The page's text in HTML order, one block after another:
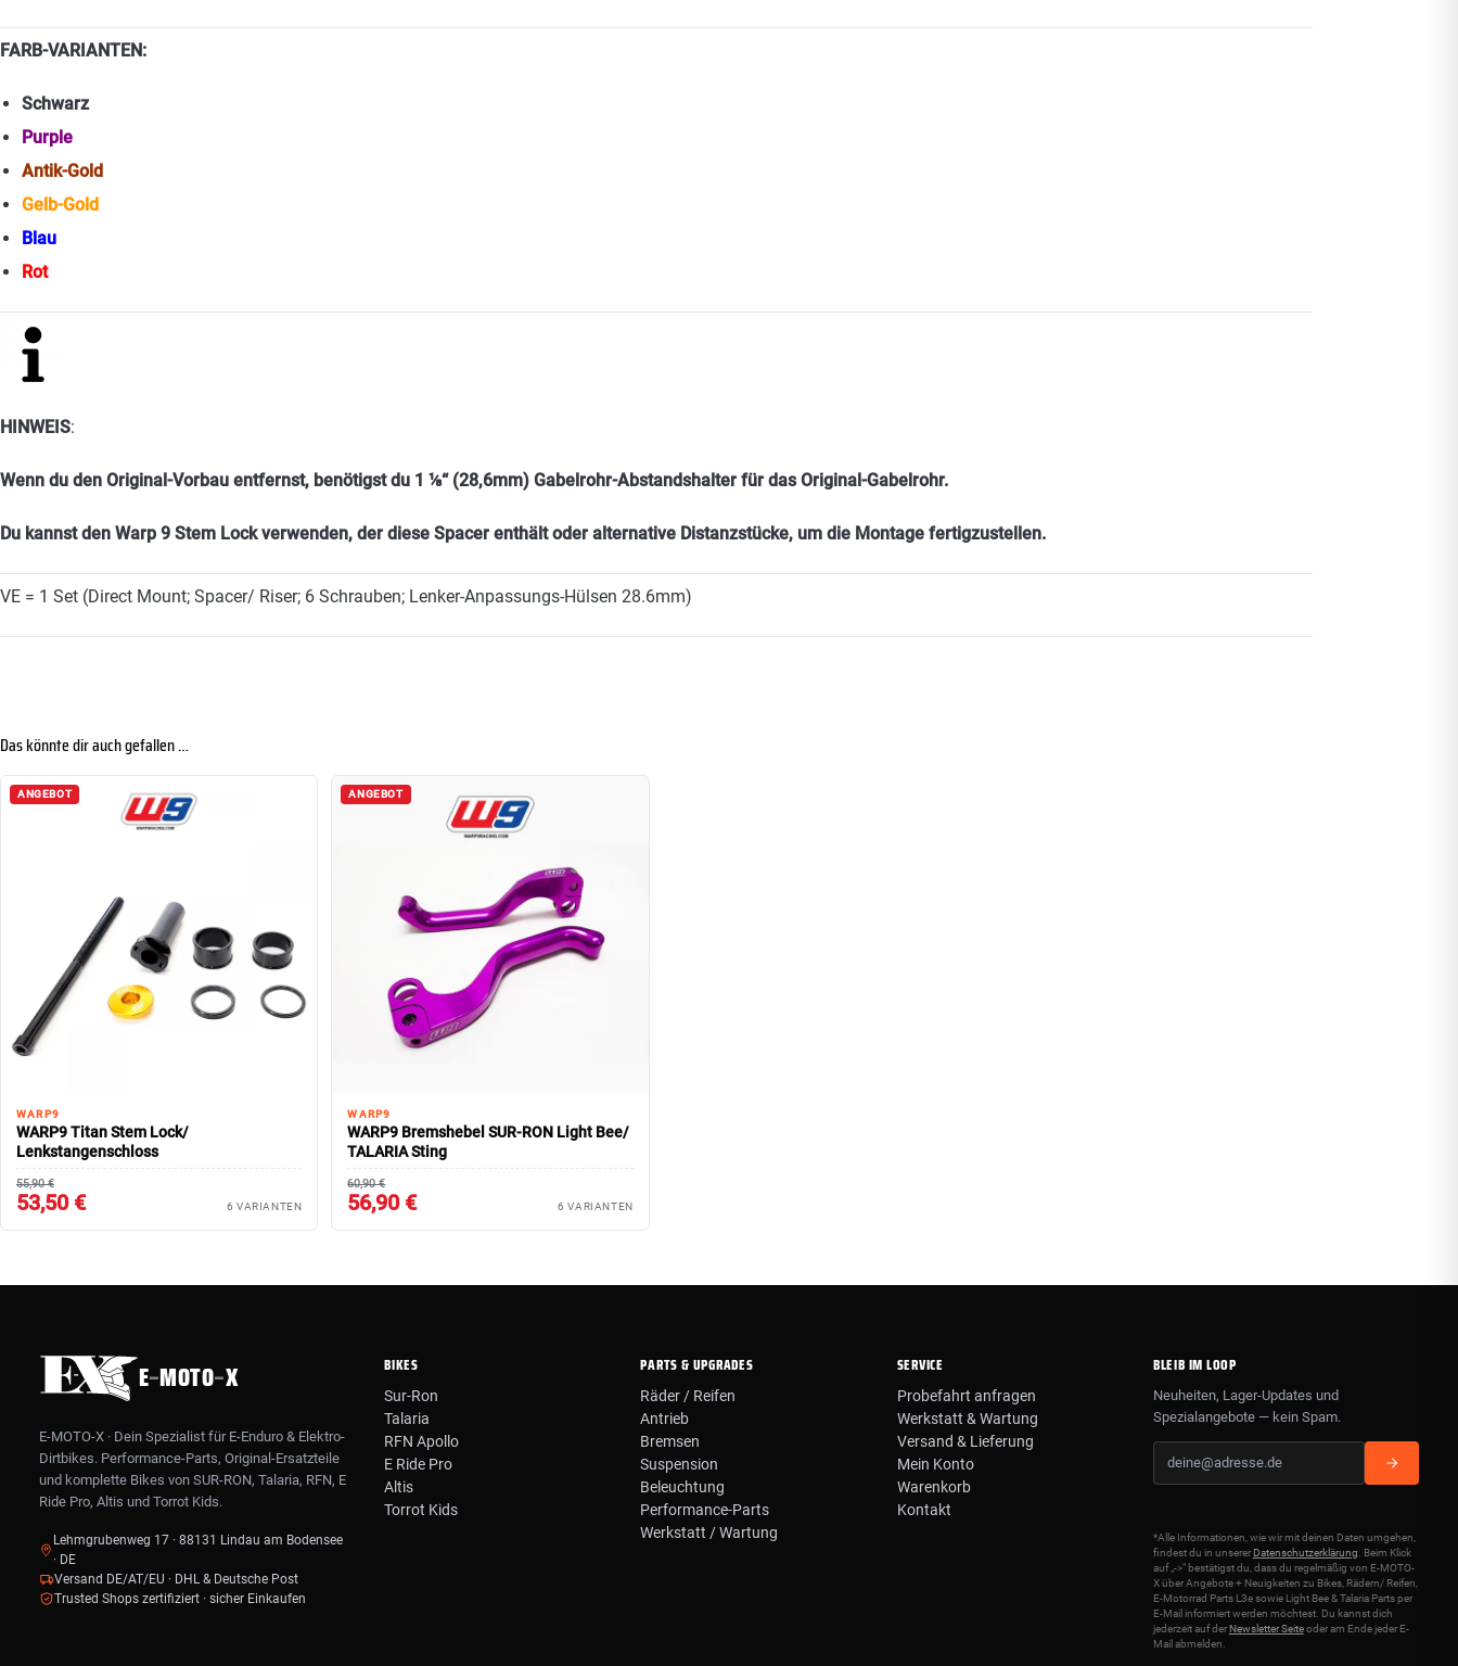
FARB-VARIANTEN:
Schwarz
Purple
Antik-Gold
Gelb-Gold
Blau
Rot
HINWEIS:
Wenn du den Original-Vorbau entfernst, benötigst du 1 ⅛“ (28,6mm) Gabelrohr-Abstandshalter für das Original-Gabelrohr.
Du kannst den Warp 9 Stem Lock verwenden, der diese Spacer enthält oder alternative Distanzstücke, um die Montage fertigzustellen.
VE = 1 Set (Direct Mount; Spacer/ Riser; 6 Schrauben; Lenker-Anpassungs-Hülsen 28.6mm)
Das könnte dir auch gefallen …
ANGEBOT
WARP9
WARP9 Titan Stem Lock/
Lenkstangenschloss
55,90 €
53,50 € 6 VARIANTEN
ANGEBOT
WARP9
WARP9 Bremshebel SUR-RON Light Bee/
TALARIA Sting
60,90 €
56,90 € 6 VARIANTEN
E–MOTO–X
E-MOTO-X · Dein Spezialist für E-Enduro & Elektro-
Dirtbikes. Performance-Parts, Original-Ersatzteile
und komplette Bikes von SUR-RON, Talaria, RFN, E
Ride Pro, Altis und Torrot Kids.
Lehmgrubenweg 17 · 88131 Lindau am Bodensee
· DE
Versand DE/AT/EU · DHL & Deutsche Post
Trusted Shops zertifiziert · sicher Einkaufen
BIKES
Sur-Ron
Talaria
RFN Apollo
E Ride Pro
Altis
Torrot Kids
PARTS & UPGRADES
Räder / Reifen
Antrieb
Bremsen
Suspension
Beleuchtung
Performance-Parts
Werkstatt / Wartung
SERVICE
Probefahrt anfragen
Werkstatt & Wartung
Versand & Lieferung
Mein Konto
Warenkorb
Kontakt
BLEIB IM LOOP
Neuheiten, Lager-Updates und
Spezialangebote — kein Spam.
*Alle Informationen, wie wir mit deinen Daten umgehen,
findest du in unserer Datenschutzerklärung . Beim Klick
auf „->" bestätigst du, dass du regelmäßig von E-MOTO-
X über Angebote + Neuigkeiten zu Bikes, Rädern/ Reifen,
E-Motorrad Parts L3e sowie Light Bee & Talaria Parts per
E-Mail informiert werden möchtest. Du kannst dich
jederzeit auf der Newsletter Seiteoder am Ende jeder E-
Mail abmelden.